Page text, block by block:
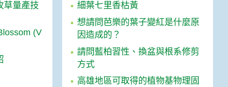
草量產技
(V
細葉七里香枯黃
想請問芭樂的葉子變紅是什麼原
因造成的？
請問藍柏習性、換盆與根系修剪
方式
高雄地區可取得的植物基物理固